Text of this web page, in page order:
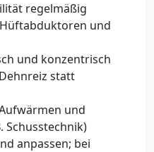
regelmäßig
und
und konzentrisch
statt
und
Schusstechnik)
anpassen; bei